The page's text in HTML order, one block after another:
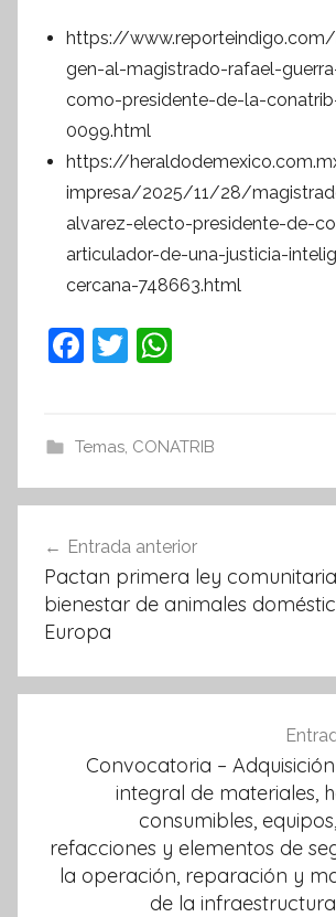
https://
gen-al-magistrado-rafael-
como-presidente-de-la-
0099.html
https://
impresa/2025/11/28/
alvarez-electo-presidente-de-
articulador-de-una-justicia-
cercana-748663.html
F
e
b
o
k
T
er s
A
p
Temas, CONATRIB
de
entradas
Entrada anterior
Pactan primera ley
bienestar de animales
Europa
Convocatoria –
integral de materiales,
consumibles,
refacciones y elementos de
la operación, reparación y
de la